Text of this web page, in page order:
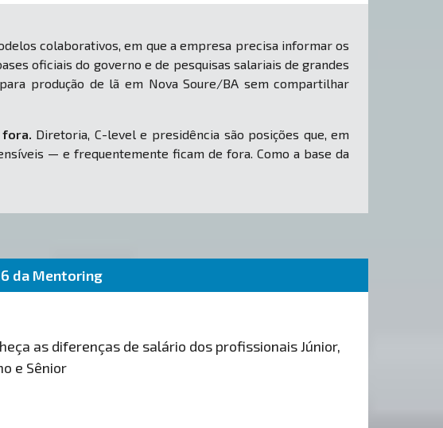
colaborativos, em que a empresa precisa informar os
oficiais do governo e de pesquisas salariais de grandes
produção de lã em Nova Soure/BA sem compartilhar
Diretoria, C-level e presidência são posições que, em
— e frequentemente ficam de fora. Como a base da
da Mentoring
as diferenças de salário dos profissionais Júnior,
e Sênior